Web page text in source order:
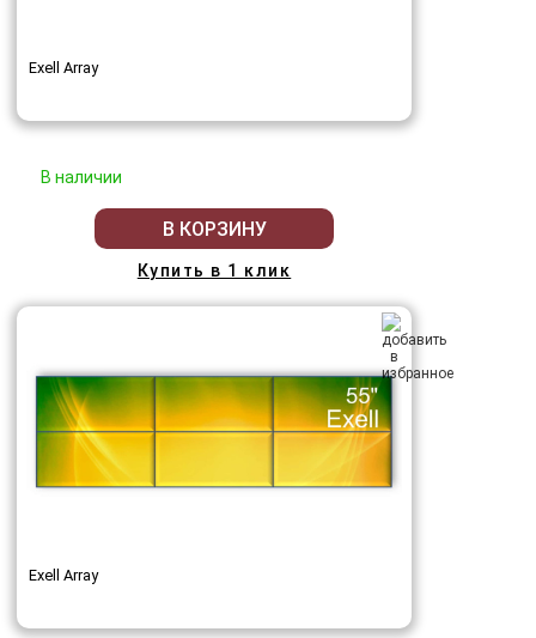
Exell Array
В наличии
В КОРЗИНУ
Купить в 1 клик
Exell Array